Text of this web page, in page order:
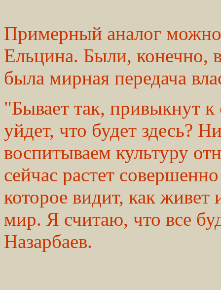
Примерный аналог
Ельцина. Были, конечно,
была мирная передача
"Бывает так, привыкнут
уйдет, что будет здесь?
воспитываем культуру
сейчас растет
которое видит, как живет
мир. Я считаю, что все
Назарбаев.